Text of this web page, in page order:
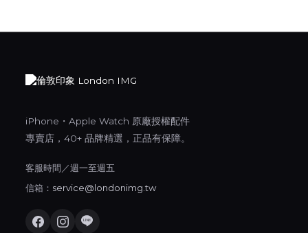
iPhone・Apple Watch 原廠授權配件
專賣店，40+ 品牌精選，正品有保障。
客服時間／週一至週五
信箱： service@londonimg.tw